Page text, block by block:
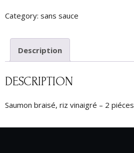
Category: sans sauce
Description
DESCRIPTION
Saumon braisé, riz vinaigré – 2 piéces